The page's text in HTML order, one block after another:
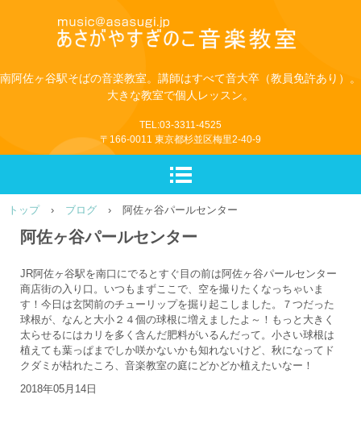
南阿佐ヶ谷駅そばの音楽教室。講師はすべて音大卒（教員免許あり）。
大きな教室で個人レッスン。
TEL:03-3311-4525
〒166-0011 東京都杉並区梅里2-40-9
トップ › ブログ › 阿佐ヶ谷パールセンター
阿佐ヶ谷パールセンター
JR阿佐ヶ谷駅を南口にでるとすぐ目の前は阿佐ヶ谷パールセンター
商店街の入り口。いつもまずここで、空を撮りたくなっちゃいま
す！今日は玄関前のチューリップを掘り起こしました。７つだった
球根が、なんと大小２４個の球根に増えましたよ～！もっと大きく
太らせるにはカリを多く含んだ肥料がいるんだって。小さい球根は
植えても葉っぱまでしか咲かないかも知れないけど、秋になってド
クダミが枯れたころ、音楽教室の庭にどかどか植えたいなー！
2018年05月14日